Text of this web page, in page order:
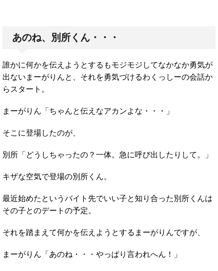
あのね、別所くん・・・
誰かに何かを伝えようとするもモジモジしてなかなか勇気が
出ないまーがりんと、それを勇気づけるわくっしーの会話か
らスタート。
まーがりん「ちゃんと伝えなアカンよな・・・」
そこに登場したのが、
別所「どうしちゃったの？一体。急に呼び出したりして。」
キザな空気で登場の別所くん。
最近始めたというバイト先でいい子と知り合った別所くんは
その子とのデートの予定。
それを踏まえて何かを伝えようとするまーがりんですが、
まーがりん「あのね・・・やっぱり言われへん！」